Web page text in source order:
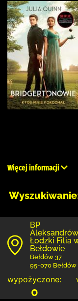
Więcej informacji
BP
Aleksandrów
Łodzki Filia
Bełdowie
Bełdów 37
95-070 Bełdów
wypożyczone:
0